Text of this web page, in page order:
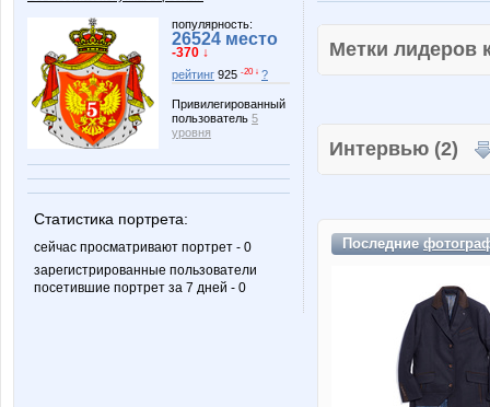
популярность:
26524 место
-370 ↓
рейтинг 925 -20 ↓ ?
Привилегированный
пользователь 5
уровня
Статистика портрета:
сейчас просматривают портрет - 0
зарегистрированные пользователи
посетившие портрет за 7 дней - 0
Метки
Интервью (2)
Последние